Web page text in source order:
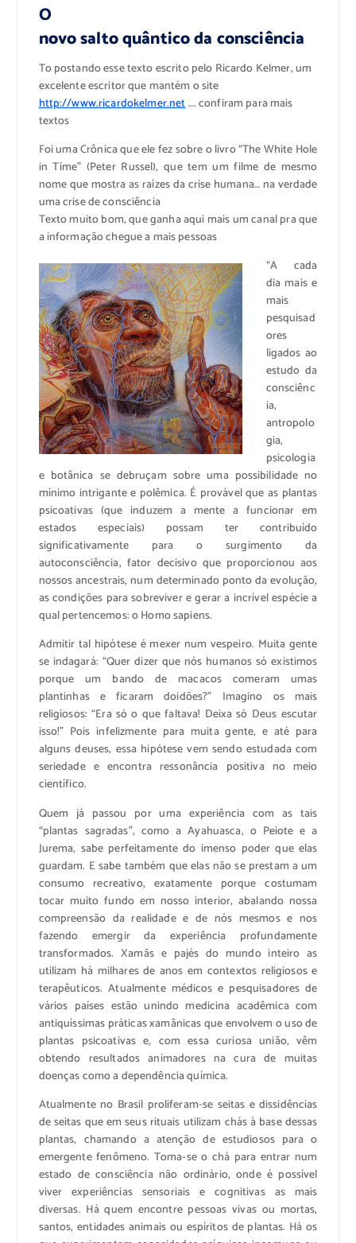
O
novo salto quântico da consciência
To postando esse texto escrito pelo Ricardo Kelmer, um
excelente escritor que mantém o site
http://www.ricardokelmer.net…. confiram para mais
textos
Foi uma Crônica que ele fez sobre o livro “The White Hole
in Time” (Peter Russel), que tem um filme de mesmo
nome que mostra as raízes da crise humana… na verdade
uma crise de consciência
Texto muito bom, que ganha aqui mais um canal pra que
a informação chegue a mais pessoas
“A cada
dia mais e
mais
pesquisad
ores
ligados ao
estudo da
consciênc
ia,
antropolo
gia,
psicologia
e botânica se debruçam sobre uma possibilidade no
mínimo intrigante e polêmica. É provável que as plantas
psicoativas (que induzem a mente a funcionar em
estados especiais) possam ter contribuído
significativamente para o surgimento da
autoconsciência, fator decisivo que proporcionou aos
nossos ancestrais, num determinado ponto da evolução,
as condições para sobreviver e gerar a incrível espécie a
qual pertencemos: o Homo sapiens.
Admitir tal hipótese é mexer num vespeiro. Muita gente
se indagará: “Quer dizer que nós humanos só existimos
porque um bando de macacos comeram umas
plantinhas e ficaram doidões?” Imagino os mais
religiosos: “Era só o que faltava! Deixa só Deus escutar
isso!” Pois infelizmente para muita gente, e até para
alguns deuses, essa hipótese vem sendo estudada com
seriedade e encontra ressonância positiva no meio
científico.
Quem já passou por uma experiência com as tais
“plantas sagradas”, como a Ayahuasca, o Peiote e a
Jurema, sabe perfeitamente do imenso poder que elas
guardam. E sabe também que elas não se prestam a um
consumo recreativo, exatamente porque costumam
tocar muito fundo em nosso interior, abalando nossa
compreensão da realidade e de nós mesmos e nos
fazendo emergir da experiência profundamente
transformados. Xamãs e pajés do mundo inteiro as
utilizam há milhares de anos em contextos religiosos e
terapêuticos. Atualmente médicos e pesquisadores de
vários países estão unindo medicina acadêmica com
antiquíssimas práticas xamânicas que envolvem o uso de
plantas psicoativas e, com essa curiosa união, vêm
obtendo resultados animadores na cura de muitas
doenças como a dependência química.
Atualmente no Brasil proliferam-se seitas e dissidências
de seitas que em seus rituais utilizam chás à base dessas
plantas, chamando a atenção de estudiosos para o
emergente fenômeno. Toma-se o chá para entrar num
estado de consciência não ordinário, onde é possível
viver experiências sensoriais e cognitivas as mais
diversas. Há quem encontre pessoas vivas ou mortas,
santos, entidades animais ou espíritos de plantas. Há os